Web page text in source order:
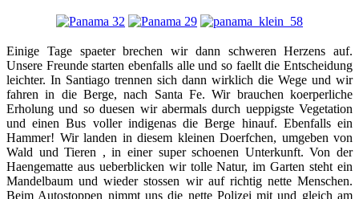
Einige Tage spaeter brechen wir dann schweren Herzens auf.
Unsere Freunde starten ebenfalls alle und so faellt die Entscheidung
leichter. In Santiago trennen sich dann wirklich die Wege und wir
fahren in die Berge, nach Santa Fe. Wir brauchen koerperliche
Erholung und so duesen wir abermals durch ueppigste Vegetation
und einen Bus voller indigenas die Berge hinauf. Ebenfalls ein
Hammer! Wir landen in diesem kleinen Doerfchen, umgeben von
Wald und Tieren , in einer super schoenen Unterkunft. Von der
Haengematte aus ueberblicken wir tolle Natur, im Garten steht ein
Mandelbaum und wieder stossen wir auf richtig nette Menschen.
Beim Autostoppen nimmt uns die nette Polizei mit und gleich am